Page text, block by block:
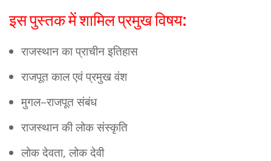
इस पुस्तक में शामिल प्रमुख विषय:
राजस्थान का प्राचीन इतिहास
राजपूत काल एवं प्रमुख वंश
मुगल–राजपूत संबंध
राजस्थान की लोक संस्कृति
लोक देवता, लोक देवी